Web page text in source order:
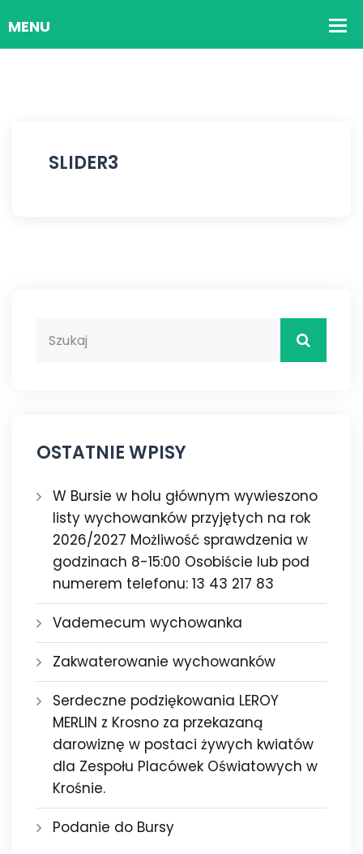
SLIDER3
OSTATNIE WPISY
W Bursie w holu głównym wywieszono
listy wychowanków przyjętych na rok
2026/2027 Możliwość sprawdzenia w
godzinach 8-15:00 Osobiście lub pod
numerem telefonu: 13 43 217 83
Vademecum wychowanka
Zakwaterowanie wychowanków
Serdeczne podziękowania LEROY
MERLIN z Krosno za przekazaną
darowiznę w postaci żywych kwiatów
dla Zespołu Placówek Oświatowych w
Krośnie.
Podanie do Bursy